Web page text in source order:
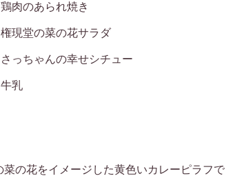
鶏肉のあられ焼き
権現堂の菜の花サラダ
さっちゃんの幸せシチュー
牛乳
の花をイメージした黄色いカレーピラフで